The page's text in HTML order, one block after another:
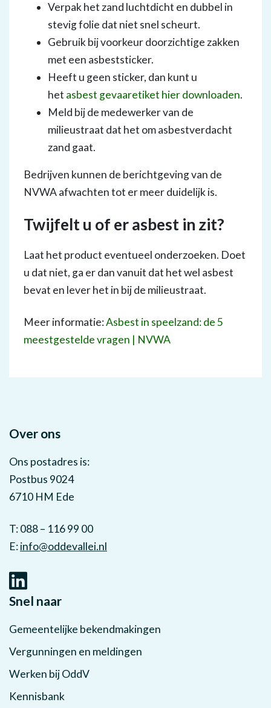
Verpak het zand luchtdicht en dubbel in
stevig folie dat niet snel scheurt.
Gebruik bij voorkeur doorzichtige zakken
met een asbeststicker.
Heeft u geen sticker, dan kunt u
het asbest gevaaretiket hier downloaden.
Meld bij de medewerker van de
milieustraat dat het om asbestverdacht
zand gaat.
Bedrijven kunnen de berichtgeving van de
NVWA afwachten tot er meer duidelijk is.
Twijfelt u of er asbest in zit?
Laat het product eventueel onderzoeken. Doet
u dat niet, ga er dan vanuit dat het wel asbest
bevat en lever het in bij de milieustraat.
Meer informatie:Asbest in speelzand: de 5
meestgestelde vragen | NVWA
Over ons
Ons postadres is:
Postbus 9024
6710 HM Ede
T: 088 – 116 99 00
E:info@oddevallei.nl
Snel naar
Gemeentelijke bekendmakingen
Vergunningen en meldingen
Werken bij OddV
Kennisbank